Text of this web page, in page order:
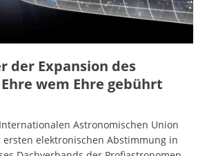
der Expansion des
wem Ehre gebührt
Astronomischen Union
ersten elektronischen Abstimmung in